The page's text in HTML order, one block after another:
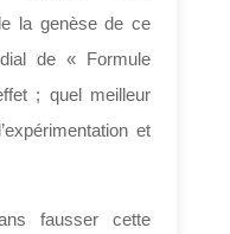
la genèse de ce
de « Formule
; quel meilleur
et
fausser cette